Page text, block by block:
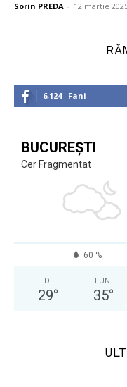
Sorin PREDA - 12 martie
6,124 Fani
BUCUREȘTI
Cer Fragmentat
60 %
D
29°
LUN
35°